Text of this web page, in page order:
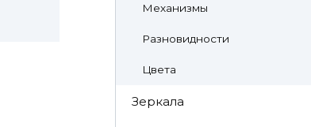
Механизмы
Разновидности
Цвета
Зеркала